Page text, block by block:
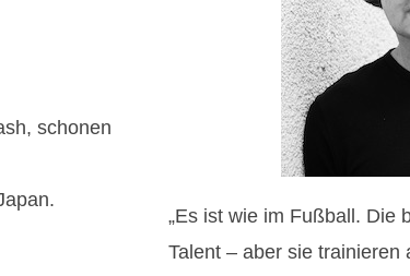
schonen
„Es ist wie im Fußball. Die
Talent – aber sie